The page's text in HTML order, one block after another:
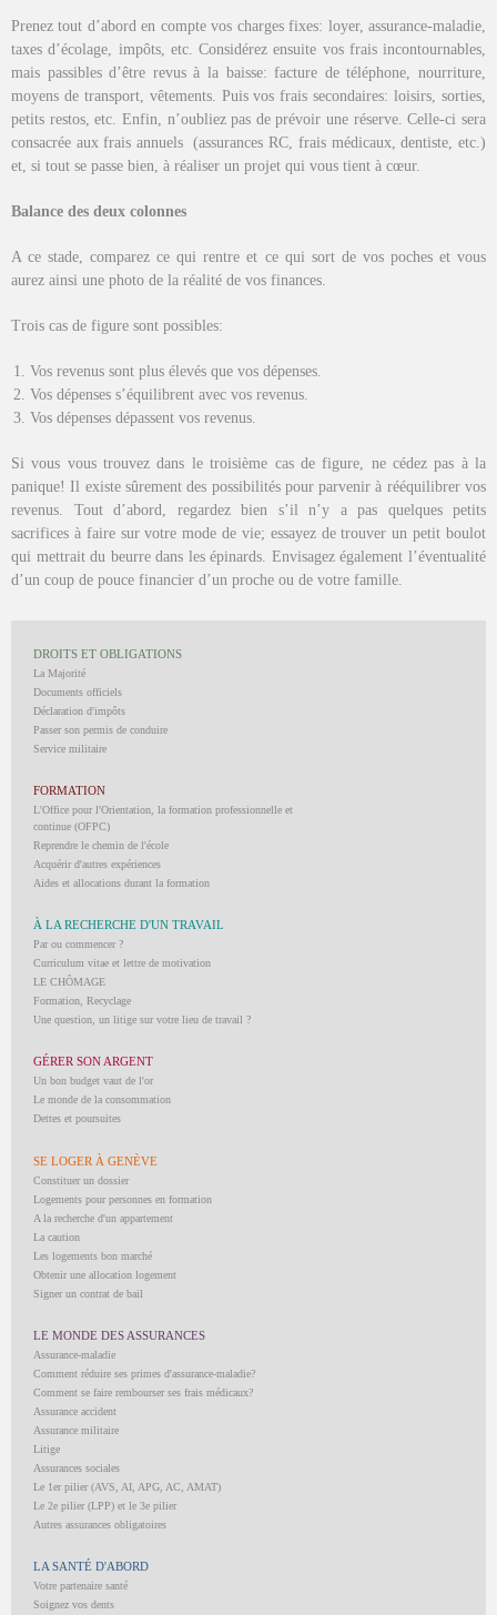
Prenez tout d’abord en compte vos charges fixes: loyer, assurance-maladie,
taxes d’écolage, impôts, etc. Considérez ensuite vos frais incontournables,
mais passibles d’être revus à la baisse: facture de téléphone, nourriture,
moyens de transport, vêtements. Puis vos frais secondaires: loisirs, sorties,
petits restos, etc. Enfin, n’oubliez pas de prévoir une réserve. Celle-ci sera
consacrée aux frais annuels (assurances RC, frais médicaux, dentiste, etc.)
et, si tout se passe bien, à réaliser un projet qui vous tient à cœur.
Balance des deux colonnes
A ce stade, comparez ce qui rentre et ce qui sort de vos poches et vous
aurez ainsi une photo de la réalité de vos finances.
Trois cas de figure sont possibles:
Vos revenus sont plus élevés que vos dépenses.
Vos dépenses s’équilibrent avec vos revenus.
Vos dépenses dépassent vos revenus.
Si vous vous trouvez dans le troisième cas de figure, ne cédez pas à la
panique! Il existe sûrement des possibilités pour parvenir à rééquilibrer vos
revenus. Tout d’abord, regardez bien s’il n’y a pas quelques petits
sacrifices à faire sur votre mode de vie; essayez de trouver un petit boulot
qui mettrait du beurre dans les épinards. Envisagez également l’éventualité
d’un coup de pouce financier d’un proche ou de votre famille.
DROITS ET OBLIGATIONS
La Majorité
Documents officiels
Déclaration d'impôts
Passer son permis de conduire
Service militaire
FORMATION
L'Office pour l'Orientation, la formation professionnelle et
continue (OFPC)
Reprendre le chemin de l'école
Acquérir d'autres expériences
Aides et allocations durant la formation
À LA RECHERCHE D'UN TRAVAIL
Par ou commencer ?
Curriculum vitae et lettre de motivation
LE CHÔMAGE
Formation, Recyclage
Une question, un litige sur votre lieu de travail ?
GÉRER SON ARGENT
Un bon budget vaut de l'or
Le monde de la consommation
Dettes et poursuites
SE LOGER À GENÈVE
Constituer un dossier
Logements pour personnes en formation
A la recherche d'un appartement
La caution
Les logements bon marché
Obtenir une allocation logement
Signer un contrat de bail
LE MONDE DES ASSURANCES
Assurance-maladie
Comment réduire ses primes d'assurance-maladie?
Comment se faire rembourser ses frais médicaux?
Assurance accident
Assurance militaire
Litige
Assurances sociales
Le 1er pilier (AVS, AI, APG, AC, AMAT)
Le 2e pilier (LPP) et le 3e pilier
Autres assurances obligatoires
LA SANTÉ D'ABORD
Votre partenaire santé
Soignez vos dents